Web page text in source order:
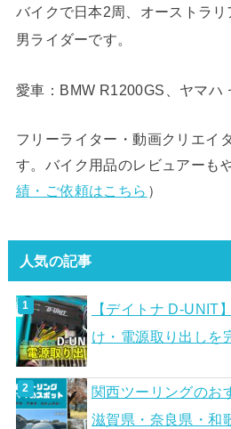
バイクで日本2周、オーストラ
男ライダーです。
愛車：BMW R1200GS、ヤマハ
フリーライター・動画クリエイ
す。バイク用品のレビュアーも
績・ご依頼はこちら ）
人気の記事
【デイトナ D-UNIT
け・電源取り出しを
関西ツーリングのお
滋賀県・奈良県・和